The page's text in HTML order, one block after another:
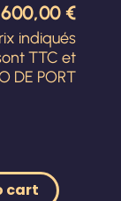
600,00€
indiqués
TTC et
DE PORT
cart